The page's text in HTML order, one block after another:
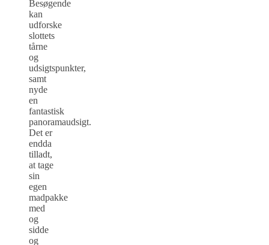
Besøgende
kan
udforske
slottets
tårne
og
udsigtspunkter,
samt
nyde
en
fantastisk
panoramaudsigt.
Det er
endda
tilladt,
at tage
sin
egen
madpakke
med
og
sidde
og